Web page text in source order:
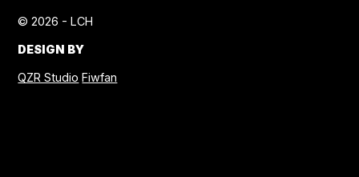
© 2026 - LCH
DESIGN BY
QZR Studio Fiwfan